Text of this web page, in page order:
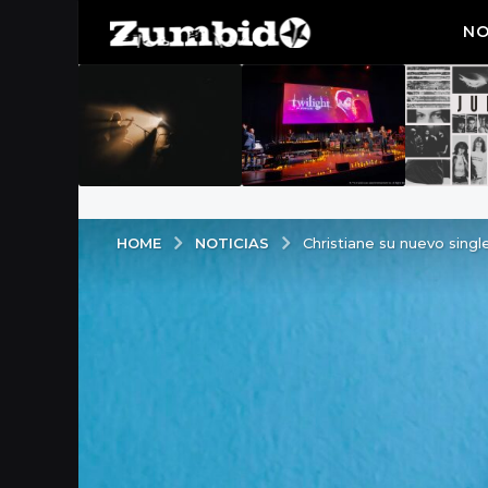
HOME NOTICIAS Christiane su nuevo